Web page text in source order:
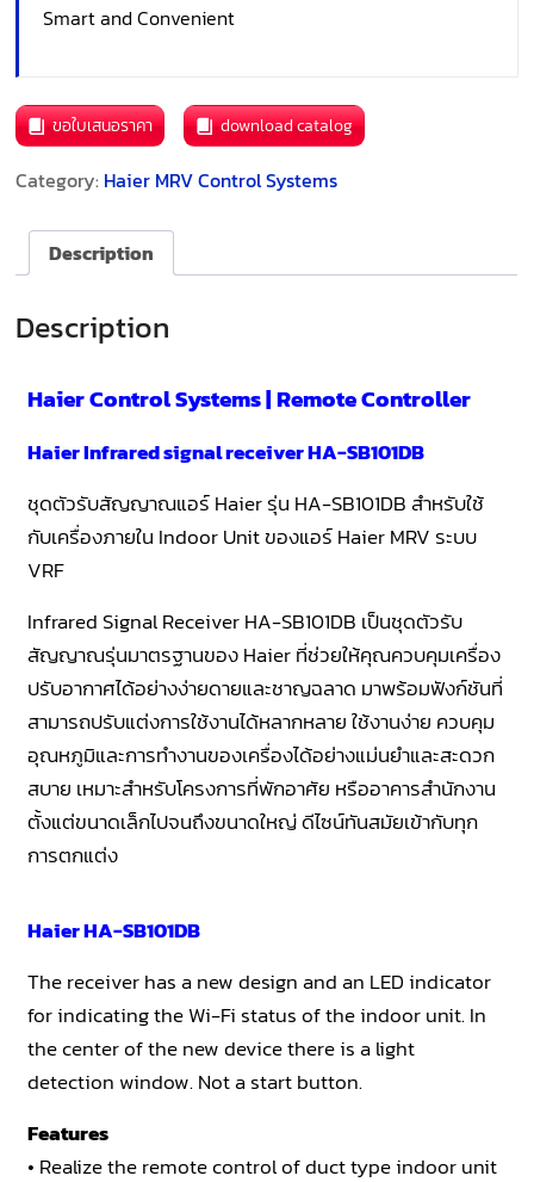
Smart and Convenient
ขอใบเสนอราคา download catalog
Category: Haier MRV Control Systems
Description
Description
Haier Control Systems | Remote Controller
Haier Infrared signal receiver HA-SB101DB
ชุดตัวรับสัญญาณแอร์ Haier รุ่น HA-SB101DB สำหรับใช้
กับเครื่องภายใน Indoor Unit ของแอร์ Haier MRV ระบบ
VRF
Infrared Signal Receiver HA-SB101DB เป็นชุดตัวรับ
สัญญาณรุ่นมาตรฐานของ Haier ที่ช่วยให้คุณควบคุมเครื่อง
ปรับอากาศได้อย่างง่ายดายและชาญฉลาด มาพร้อมฟังก์ชันที่
สามารถปรับแต่งการใช้งานได้หลากหลาย ใช้งานง่าย ควบคุม
อุณหภูมิและการทำงานของเครื่องได้อย่างแม่นยำและสะดวก
สบาย เหมาะสำหรับโครงการที่พักอาศัย หรืออาคารสำนักงาน
ตั้งแต่ขนาดเล็กไปจนถึงขนาดใหญ่ ดีไซน์ทันสมัยเข้ากับทุก
การตกแต่ง
Haier HA-SB101DB
The receiver has a new design and an LED indicator
for indicating the Wi-Fi status of the indoor unit. In
the center of the new device there is a light
detection window. Not a start button.
Features
• Realize the remote control of duct type indoor unit